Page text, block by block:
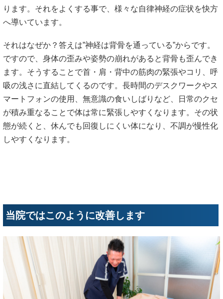
ります。それをよくする事で、様々な自律神経の症状を快方
へ導いています。
それはなぜか？答えは”神経は背骨を通っている”からです。
ですので、身体の歪みや姿勢の崩れがあると背骨も歪んでき
ます。そうすることで首・肩・背中の筋肉の緊張やコリ、呼
吸の浅さに直結してくるのです。長時間のデスクワークやス
マートフォンの使用、無意識の食いしばりなど、日常のクセ
が積み重なることで体は常に緊張しやすくなります。その状
態が続くと、休んでも回復しにくい体になり、不調が慢性化
しやすくなります。
当院ではこのように改善します